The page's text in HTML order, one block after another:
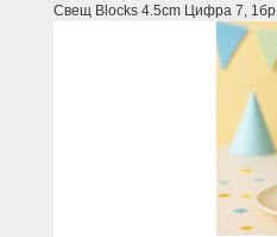
Свещ Blocks 4.5cm Цифра 7,